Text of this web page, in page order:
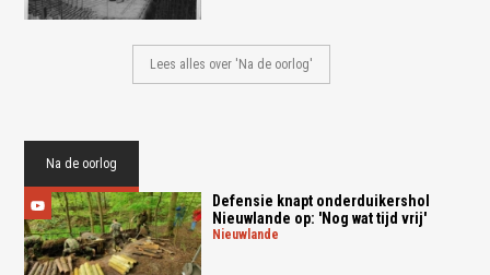
Lees alles over 'Na de oorlog'
Na de oorlog
Defensie knapt onderduikershol
Nieuwlande op: 'Nog wat tijd vrij'
nieuwlande